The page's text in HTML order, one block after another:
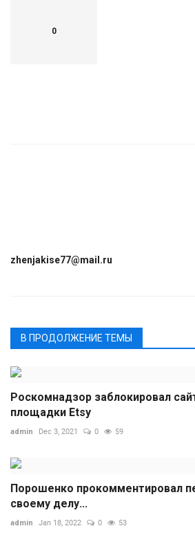
0
zhenjakise77@mail.ru
В ПРОДОЛЖЕНИЕ ТЕМЫ
Роскомнадзор заблокировал
площадки Etsy
admin Dec 3, 2021 0 59
Порошенко прокомментировал
своему делу...
admin Jan 18, 2022 0 53